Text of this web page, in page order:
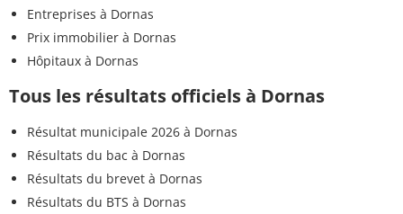
Entreprises à Dornas
Prix immobilier à Dornas
Hôpitaux à Dornas
Tous les résultats officiels à Dornas
Résultat municipale 2026 à Dornas
Résultats du bac à Dornas
Résultats du brevet à Dornas
Résultats du BTS à Dornas